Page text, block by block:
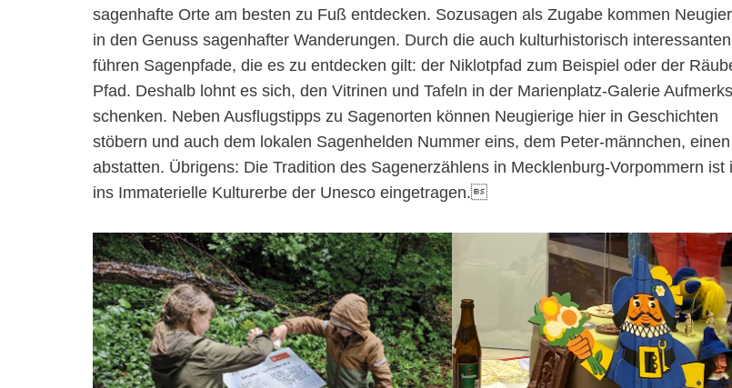
sagenhafte Orte am besten zu Fuß entdecken. Sozusagen als Zugabe kommen
in den Genuss sagenhafter Wanderungen. Durch die auch kulturhistorisch
führen Sagenpfade, die es zu entdecken gilt: der Niklotpfad zum Beispiel oder der
Pfad. Deshalb lohnt es sich, den Vitrinen und Tafeln in der Marienplatz-Galerie
schenken. Neben Ausflugstipps zu Sagenorten können Neugierige hier in Geschichten
stöbern und auch dem lokalen Sagenhelden Nummer eins, dem Peter-männchen,
abstatten. Übrigens: Die Tradition des Sagenerzählens in Mecklenburg-Vorpommern ist
ins Immaterielle Kulturerbe der Unesco eingetragen.